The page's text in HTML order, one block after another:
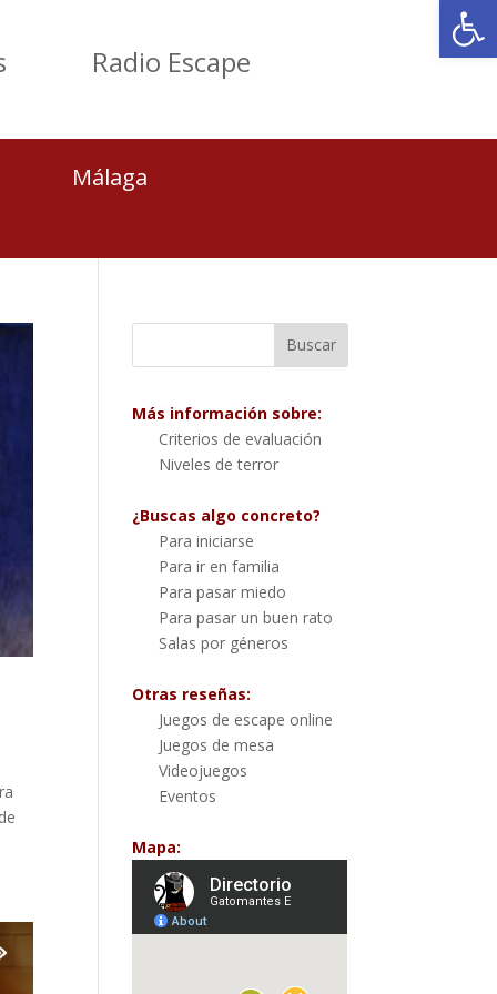
Radio Escape
Málaga
Más información sobre:
Criterios de evaluación
Niveles de terror
¿Buscas algo concreto?
Para iniciarse
Para ir en familia
Para pasar miedo
Para pasar un buen rato
Salas por géneros
Otras reseñas:
Juegos de escape online
Juegos de mesa
Videojuegos
Eventos
Mapa: